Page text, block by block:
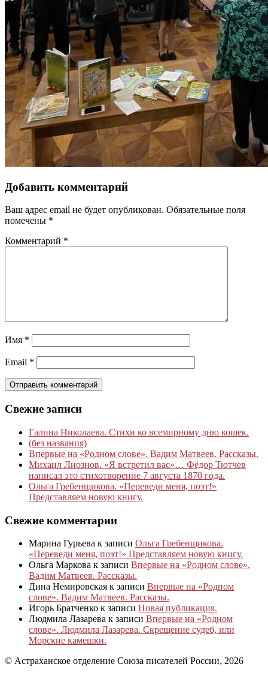
Добавить комментарий
Ваш адрес email не будет опубликован. Обязательные поля
помечены *
Комментарий *
Имя *
Email *
Свежие записи
Галина Николаева. Стихи ко всемирному дню кошек.
(без названия)
Впервые на «Родном слове». Вадим Матвеев. Рассказы.
Михаил Лиознов. «Я встретил вас»… Фёдор Тютчев
написал это стихотворение 7 августа 1870 года.
Ольга Гребенщикова. «Переведи меня, поэт!»
Представляем новую книгу.
Свежие комментарии
Марина Гурьева к записи Ольга Гребенщикова.
«Переведи меня, поэт!» Представляем новую книгу.
Ольга Маркова к записи Впервые на «Родном слове».
Вадим Матвеев. Рассказы.
Дина Немировская к записи Впервые на «Родном
слове». Вадим Матвеев. Рассказы.
Игорь Братченко к записи Новая публикация.
Людмила Лазарева к записи Впервые на «Родном
слове». Людмила Лазарева. Скрещение судеб, или
Морские камешки.
© Астраханское отделение Союза писателей России, 2026